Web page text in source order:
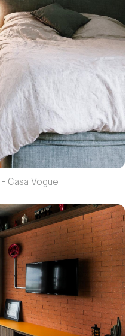
Casa Vogue